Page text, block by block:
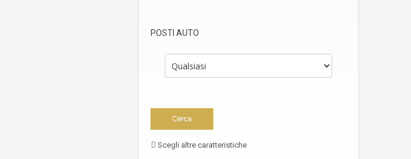
POSTI AUTO
Scegli altre caratteristiche